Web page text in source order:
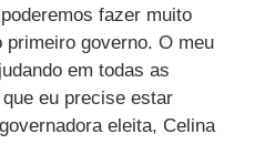
fazer muito
governo. O meu
em todas as
eu precise estar
eleita, Celina